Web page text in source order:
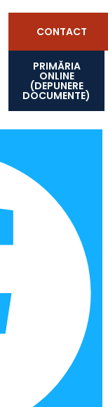
CONTACT
PRIMĂRIA
ONLINE
(DEPUNERE
DOCUMENTE)